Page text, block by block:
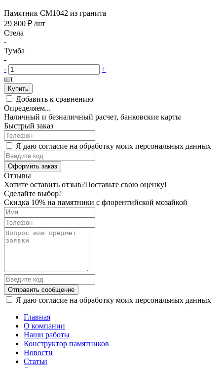
Памятник CM1042 из гранита
29 800 ₽ /шт
Стела
-
Тумба
-
-
+
шт
Купить
Добавить к сравнению
Определяем...
Наличный и безналичный расчет, банковские карты
Быстрый заказ
Я даю согласие на обработку моих персональных данных
Оформить заказ
Отзывы
Хотите оставить отзыв?Поставьте свою оценку!
Сделайте выбор!
Скидка 10% на памятники с флорентийской мозайкой
Отправить сообщение
Я даю согласие на обработку моих персональных данных
Главная
О компании
Наши работы
Конструктор памятников
Новости
Статьи